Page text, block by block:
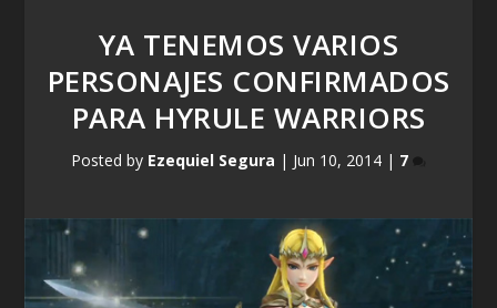
YA TENEMOS VARIOS
PERSONAJES CONFIRMADOS
PARA HYRULE WARRIORS
Posted by Ezequiel Segura | Jun 10, 2014 | 7